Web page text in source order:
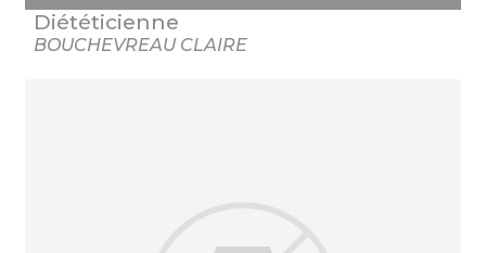
Diététicienne
BOUCHEVREAU CLAIRE